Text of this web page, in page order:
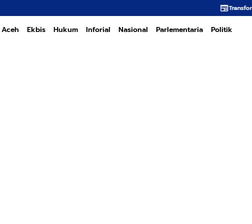
Transformasi PT PEMA
Aceh Ekbis Hukum Inforial Nasional Parlementaria Politik